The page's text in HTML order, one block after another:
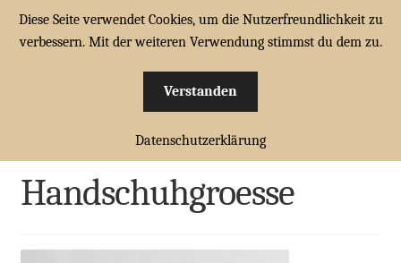
Zur
Zum
Menü
öffnen
CABRIOTÜCHER
Handschuhgroesse
Diese Seite verwendet Cookies, um die Nutzerfreundlichkeit zu
verbessern. Mit der weiteren Verwendung stimmst du dem zu.
Verstanden
Datenschutzerklärung